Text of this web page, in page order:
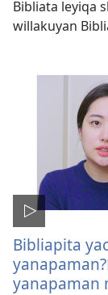
Bibliata leyiqa
willakuyan
Bibliapita
yanapaman